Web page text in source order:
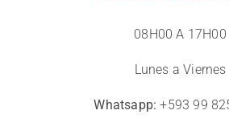
08H00 A 17H00
Lunes a Viernes
Whatsapp: +593 99